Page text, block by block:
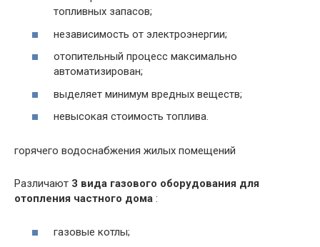
топливных запасов;
независимость от электроэнергии;
отопительный процесс максимально
автоматизирован;
выделяет минимум вредных веществ;
невысокая стоимость топлива.
горячего водоснабжения жилых помещений
Различают 3 вида газового оборудования для
отопления частного дома :
газовые котлы;